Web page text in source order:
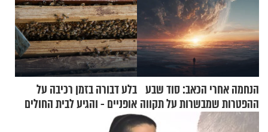
הנחמה אחרי הכאב: סוד שבע
ההפטרות שמבשרות על תקווה
וגאולה
בלע דבורה בזמן רכיבה על
אופניים - והגיע לבית החולים
במצב מסכן חיים